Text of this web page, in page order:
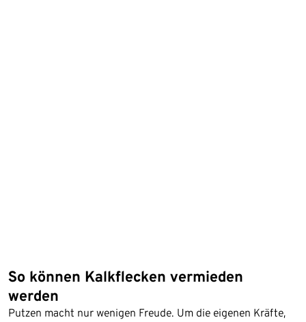
So können Kalkflecken vermieden
werden
Putzen macht nur wenigen Freude. Um die eigenen Kräfte,